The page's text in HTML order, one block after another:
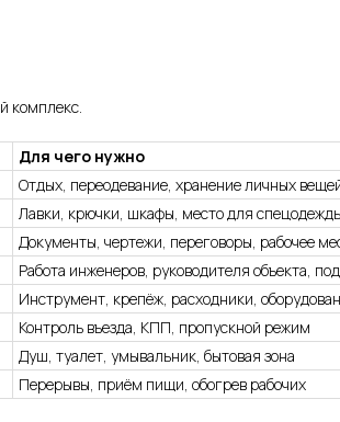
комплекс.
Для чего нужно
Отдых, переодевание, хранение личных
Лавки, крючки, шкафы, место для
Документы, чертежи, переговоры, рабочее
Работа инженеров, руководителя объекта,
Инструмент, крепёж, расходники,
Контроль въезда, КПП, пропускной режим
Душ, туалет, умывальник, бытовая зона
Перерывы, приём пищи, обогрев рабочих